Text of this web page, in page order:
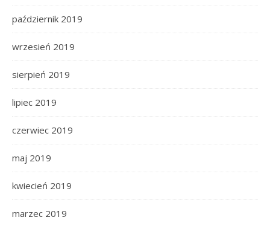
październik 2019
wrzesień 2019
sierpień 2019
lipiec 2019
czerwiec 2019
maj 2019
kwiecień 2019
marzec 2019